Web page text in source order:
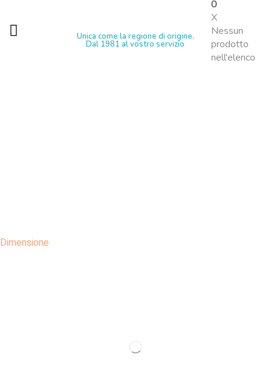
Unica come la regione di origine.
Dal 1981 al vostro servizio
0
X
Nessun
prodotto
nell'elenco
Dimensione